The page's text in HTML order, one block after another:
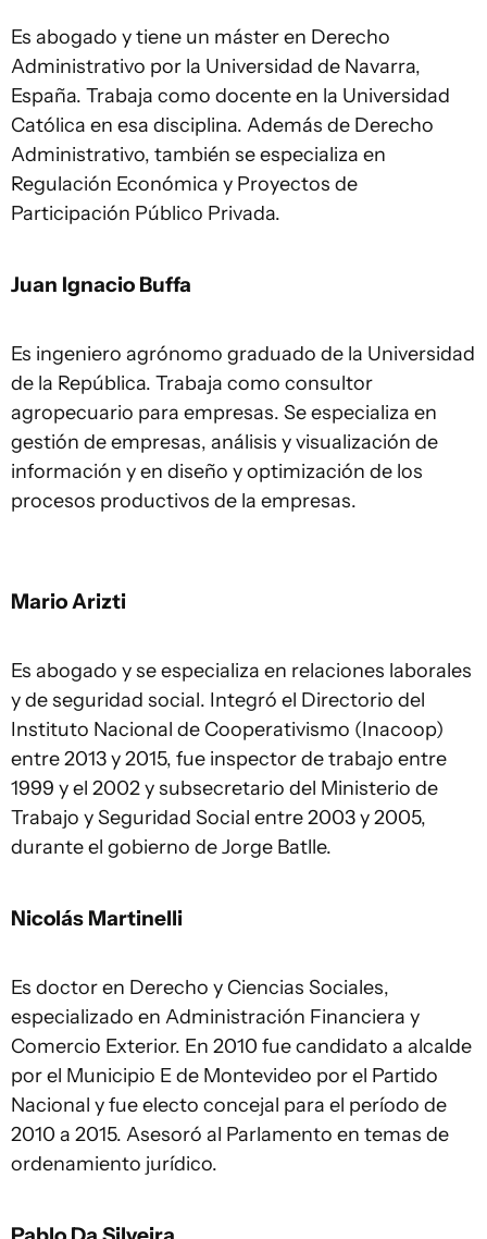
Es abogado y tiene un máster en Derecho
Administrativo por la Universidad de Navarra,
España. Trabaja como docente en la Universidad
Católica en esa disciplina. Además de Derecho
Administrativo, también se especializa en
Regulación Económica y Proyectos de
Participación Público Privada.
Juan Ignacio Buffa
Es ingeniero agrónomo graduado de la Universidad
de la República. Trabaja como consultor
agropecuario para empresas. Se especializa en
gestión de empresas, análisis y visualización de
información y en diseño y optimización de los
procesos productivos de la empresas.
Mario Arizti
Es abogado y se especializa en relaciones laborales
y de seguridad social. Integró el Directorio del
Instituto Nacional de Cooperativismo (Inacoop)
entre 2013 y 2015, fue inspector de trabajo entre
1999 y el 2002 y subsecretario del Ministerio de
Trabajo y Seguridad Social entre 2003 y 2005,
durante el gobierno de Jorge Batlle.
Nicolás Martinelli
Es doctor en Derecho y Ciencias Sociales,
especializado en Administración Financiera y
Comercio Exterior. En 2010 fue candidato a alcalde
por el Municipio E de Montevideo por el Partido
Nacional y fue electo concejal para el período de
2010 a 2015. Asesoró al Parlamento en temas de
ordenamiento jurídico.